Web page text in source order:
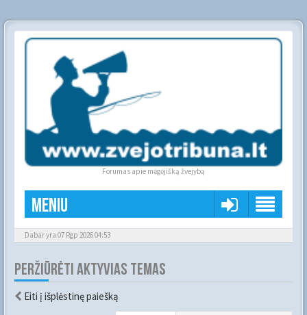
Forumas apie mėgėjišką žvejybą
Meniu
Dabar yra 07 Rgp 2026 04:53
PERŽIŪRĖTI AKTYVIAS TEMAS
Eiti į išplėstinę paiešką